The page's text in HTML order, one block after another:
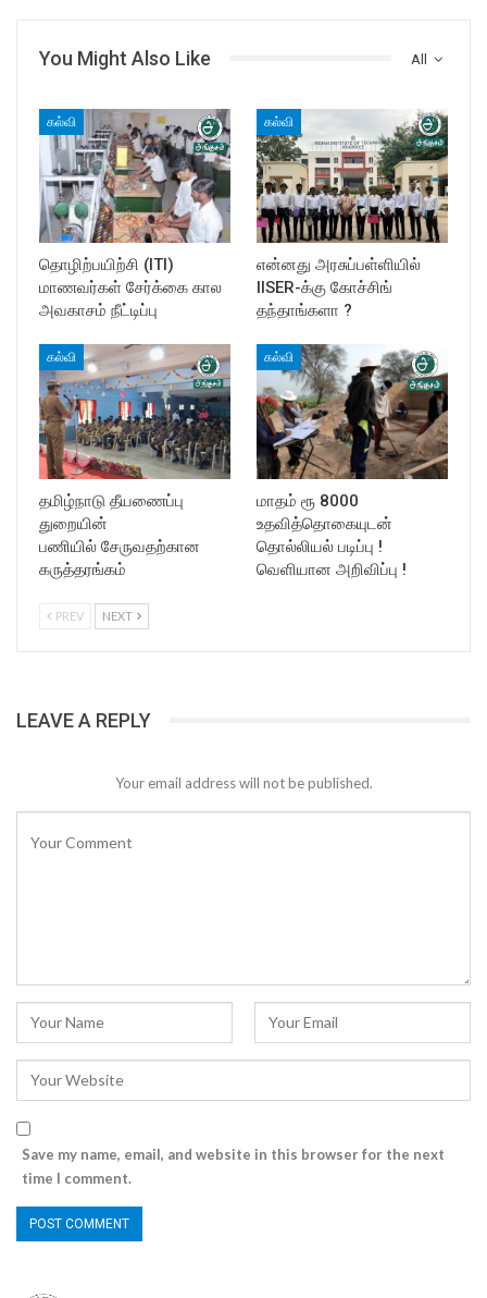
All
You Might Also Like
கல்வி
தொழிற்பயிற்சி (ITI)
மாணவர்கள் சேர்க்கை கால
அவகாசம் நீட்டிப்பு
கல்வி
என்னது அரசுப்பள்ளியில்
IISER-க்கு கோச்சிங்
தந்தாங்களா ?
கல்வி
தமிழ்நாடு தீயணைப்பு
துறையின்
பணியில் சேருவதற்கான
கருத்தரங்கம்
கல்வி
மாதம் ரூ 8000
உதவித்தொகையுடன்
தொல்லியல் படிப்பு !
வெளியான அறிவிப்பு !
PREV NEXT
LEAVE A REPLY
Your email address will not be published.
Save my name, email, and website in this browser for the next
time I comment.